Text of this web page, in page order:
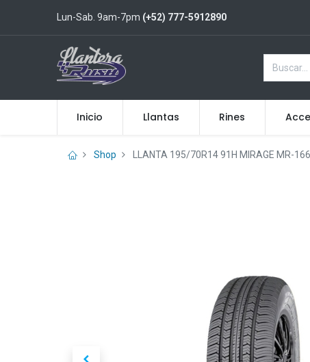
Lun-Sab. 9am-7pm (+52) 777-5912890
Inicio Llantas Rines
Shop LLANTA 195/70R14 91H MIRAGE MR-166